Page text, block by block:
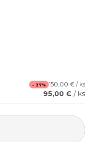
- 37% 150,00 € / ks
95,00 € / ks